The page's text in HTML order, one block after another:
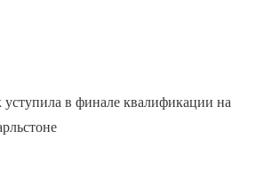
в финале квалификации на